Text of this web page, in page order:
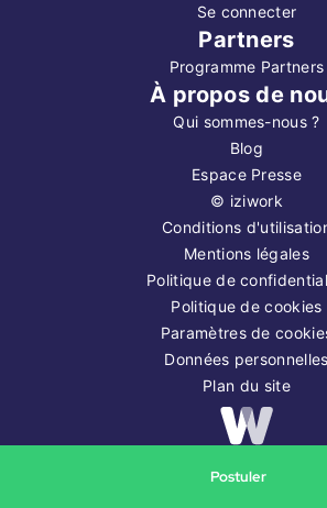
Postuler
Se connecter
Partners
Programme Partners
À propos de
Qui sommes-nous ?
Blog
Espace Presse
© iziwork
Conditions
Mentions légales
Politique de
Politique de cookies
Paramètres de
Données personnelles
Plan du site